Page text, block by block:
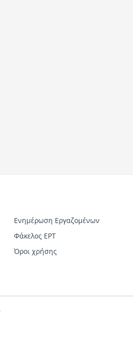
Ενημέρωση Εργαζομένων
Φάκελος ΕΡΤ
Όροι χρήσης